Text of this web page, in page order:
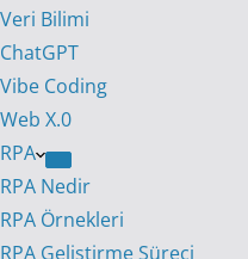
Veri Bilimi
ChatGPT
Vibe Coding
Web X.0
RPA
RPA Nedir
RPA Örnekleri
RPA Geliştirme Süreci